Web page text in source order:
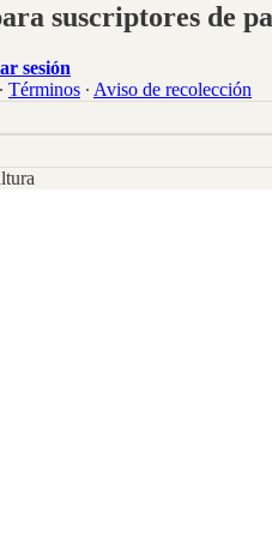
suscriptores de
sesión
∙ Términos ∙ Aviso de recolección